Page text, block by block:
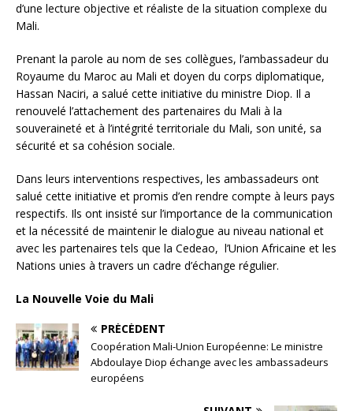
d’une lecture objective et réaliste de la situation complexe du
Mali.
Prenant la parole au nom de ses collègues, l’ambassadeur du
Royaume du Maroc au Mali et doyen du corps diplomatique,
Hassan Naciri, a salué cette initiative du ministre Diop. Il a
renouvelé l’attachement des partenaires du Mali à la
souveraineté et à l’intégrité territoriale du Mali, son unité, sa
sécurité et sa cohésion sociale.
Dans leurs interventions respectives, les ambassadeurs ont
salué cette initiative et promis d’en rendre compte à leurs pays
respectifs. Ils ont insisté sur l’importance de la communication
et la nécessité de maintenir le dialogue au niveau national et
avec les partenaires tels que la Cedeao, l’Union Africaine et les
Nations unies à travers un cadre d’échange régulier.
La Nouvelle Voie du Mali
PRÉCÉDENT
Coopération Mali-Union Européenne: Le ministre
Abdoulaye Diop échange avec les ambassadeurs
européens